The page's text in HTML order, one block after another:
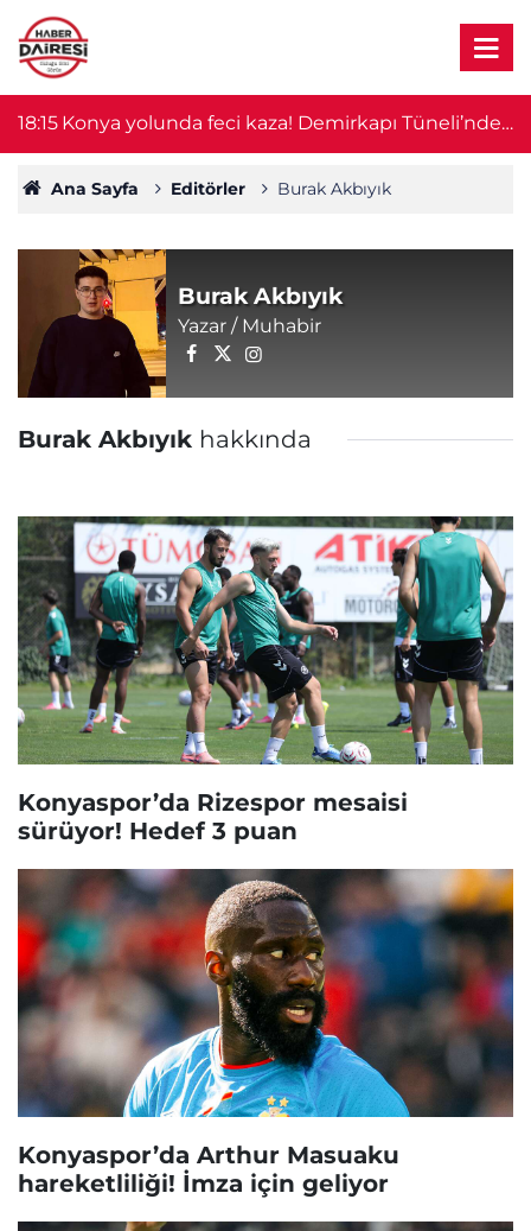
18:15 Konya yolunda feci kaza! Demirkapı Tüneli’nde
yaşlı çift hayatını kaybetti
Ana Sayfa Editörler Burak Akbıyık
Burak Akbıyık
Yazar / Muhabir
Burak Akbıyık hakkında
Konyaspor’da Rizespor mesaisi
sürüyor! Hedef 3 puan
Konyaspor’da Arthur Masuaku
hareketliliği! İmza için geliyor